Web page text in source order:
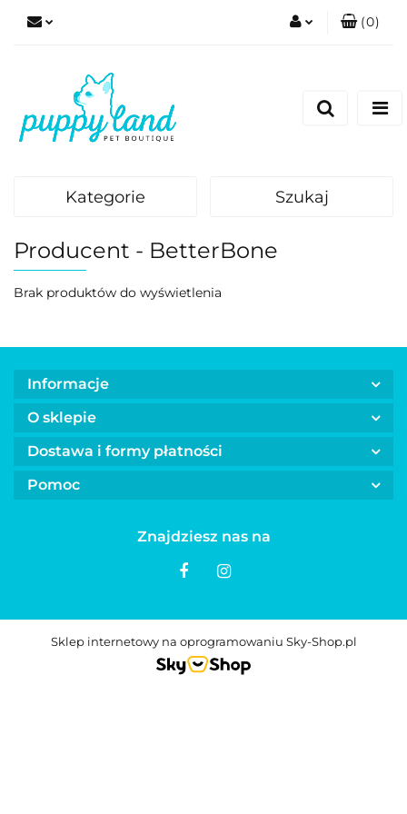
(0)
Kategorie Szukaj
Producent - BetterBone
Brak produktów do wyświetlenia
Informacje
O sklepie
Dostawa i formy płatności
Pomoc
Znajdziesz nas na
Sklep internetowy na oprogramowaniu Sky-Shop.pl